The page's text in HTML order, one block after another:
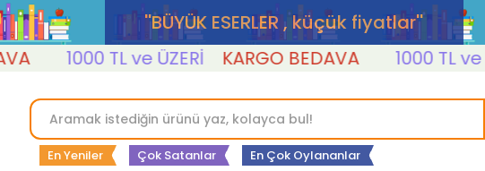
''BÜYÜK ESERLER , küçük fiyatlar''
1000 TL ve ÜZERİ KARGO BEDAVA 1000 TL ve
En Yeniler Çok Satanlar En Çok Oylananlar